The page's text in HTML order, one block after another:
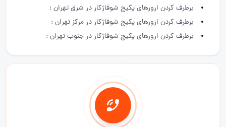
برطرف کردن ارورهای پکیج شوفاژکار در شرق تهران :
برطرف کردن ارورهای پکیج شوفاژکار در مرکز تهران :
برطرف کردن ارورهای پکیج شوفاژکار در جنوب تهران :